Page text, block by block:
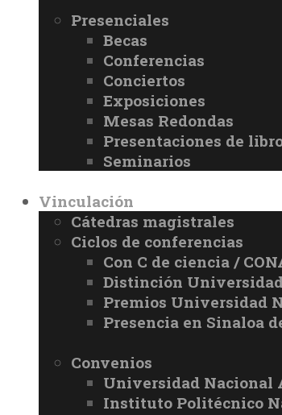
Presenciales
Becas
Conferencias
Conciertos
Exposiciones
Mesas Redondas
Presentaciones de
Seminarios
Vinculación
Cátedras magistrales
Ciclos de conferencias
Con C de ciencia /
Distinción
Premios Universidad
Presencia en Sinaloa
Convenios
Universidad Nacional
Instituto Politécnico